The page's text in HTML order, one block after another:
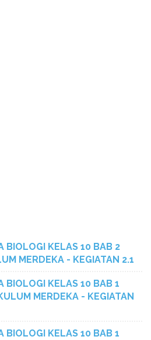
BIOLOGI KELAS 10 BAB 2
MERDEKA - KEGIATAN 2.1
BIOLOGI KELAS 10 BAB 1
MERDEKA - KEGIATAN
BIOLOGI KELAS 10 BAB 1